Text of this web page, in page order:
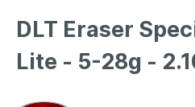
DLT Eraser
Lite - 5-28g -